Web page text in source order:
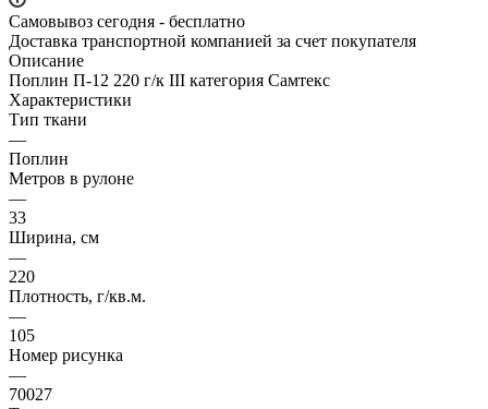
Самовывоз сегодня - бесплатно
Доставка транспортной компанией за счет покупателя
Описание
Поплин П-12 220 г/к III категория Самтекс
Характеристики
Тип ткани
—
Поплин
Метров в рулоне
—
33
Ширина, см
—
220
Плотность, г/кв.м.
—
105
Номер рисунка
—
70027